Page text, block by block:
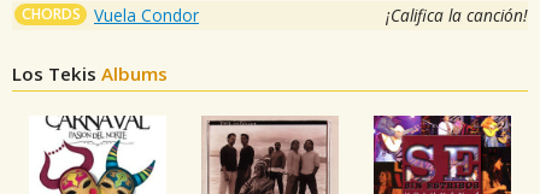
CHORDS Vuela Condor ¡Califica la canción!
Los Tekis Albums